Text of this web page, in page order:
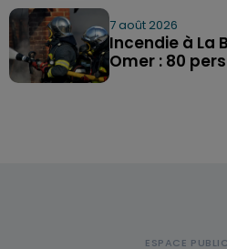
7 août 2026
Incendie à La
Omer : 80